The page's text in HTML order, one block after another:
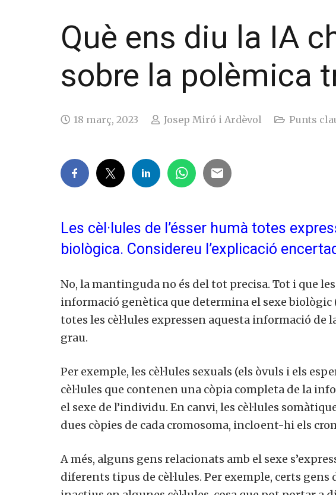
Què ens diu la IA
sobre la polèmica
18 març, 2023 Josep Miró i Ardèvol Punts
Les cèl·lules de l’ésser humà totes
biològica. Considereu l’explicació
No, la mantinguda no és del tot precisa. Tot i que
informació genètica que determina el sexe
totes les cèl·lules expressen aquesta informació de
grau.
Per exemple, les cèl·lules sexuals (els òvuls i els
cèl·lules que contenen una còpia completa de la
el sexe de l’individu. En canvi, les cèl·lules
dues còpies de cada cromosoma, incloent-hi els
A més, alguns gens relacionats amb el sexe
diferents tipus de cèl·lules. Per exemple, certs